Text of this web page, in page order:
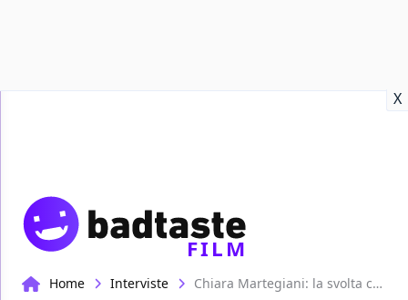
X
FILM
Home Interviste Chiara Martegiani: la svolta comica di Antonia e il sogno di una seconda stagione | Casa Alò